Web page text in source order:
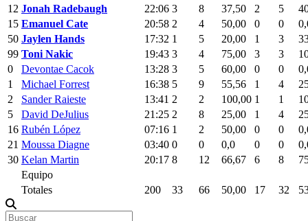
12 Jonah Radebaugh 22:06 3 8 37,50 2 5
15 Emanuel Cate 20:58 2 4 50,00 0 0
50 Jaylen Hands 17:32 1 5 20,00 1 3
99 Toni Nakic 19:43 3 4 75,00 3 3
0
Devontae Cacok 13:28 3 5 60,00 0 0
1
Michael Forrest 16:38 5 9 55,56 1 4
2
Sander Raieste 13:41 2 2 100,00 1 1
5
David DeJulius 21:25 2 8 25,00 1 4
16 Rubén López 07:16 1 2 50,00 0 0
21 Moussa Diagne 03:40 0 0 0,0 0 0
30 Kelan Martin 20:17 8 12 66,67 6 8
Equipo
Totales
200 33 66 50,00 17 32